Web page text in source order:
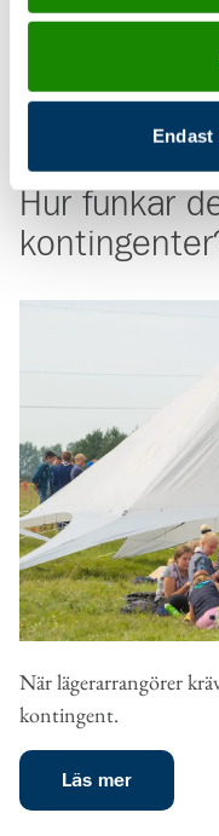
Endast
Projektarbete som gör
Läs mer
Hur funkar
När lägerarrangörer
kontingent.
Läs mer